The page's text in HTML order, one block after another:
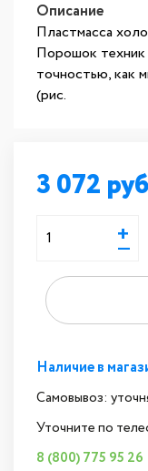
Описание
Пластмасса
Порошок техник
точностью, как
(рис.
3 072
+
—
Наличие в
Самовывоз:
Уточните по
8 (800) 775 95 26